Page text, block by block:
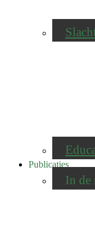
Publicaties
In de